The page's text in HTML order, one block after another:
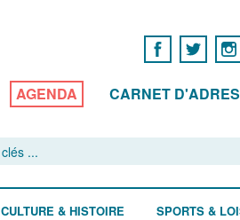
AGENDA CARNET
CULTURE & HISTOIRE SPORTS &